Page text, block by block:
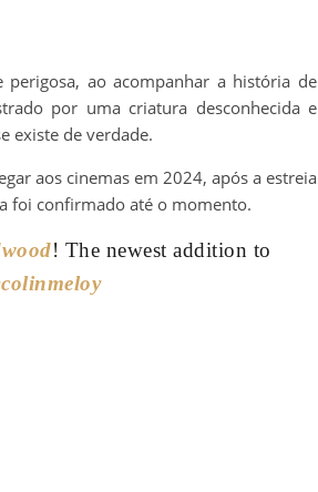
ao acompanhar a história de
por uma criatura desconhecida e
existe de verdade.
aos cinemas em 2024, após a estreia
foi confirmado até o momento.
! The newest addition to